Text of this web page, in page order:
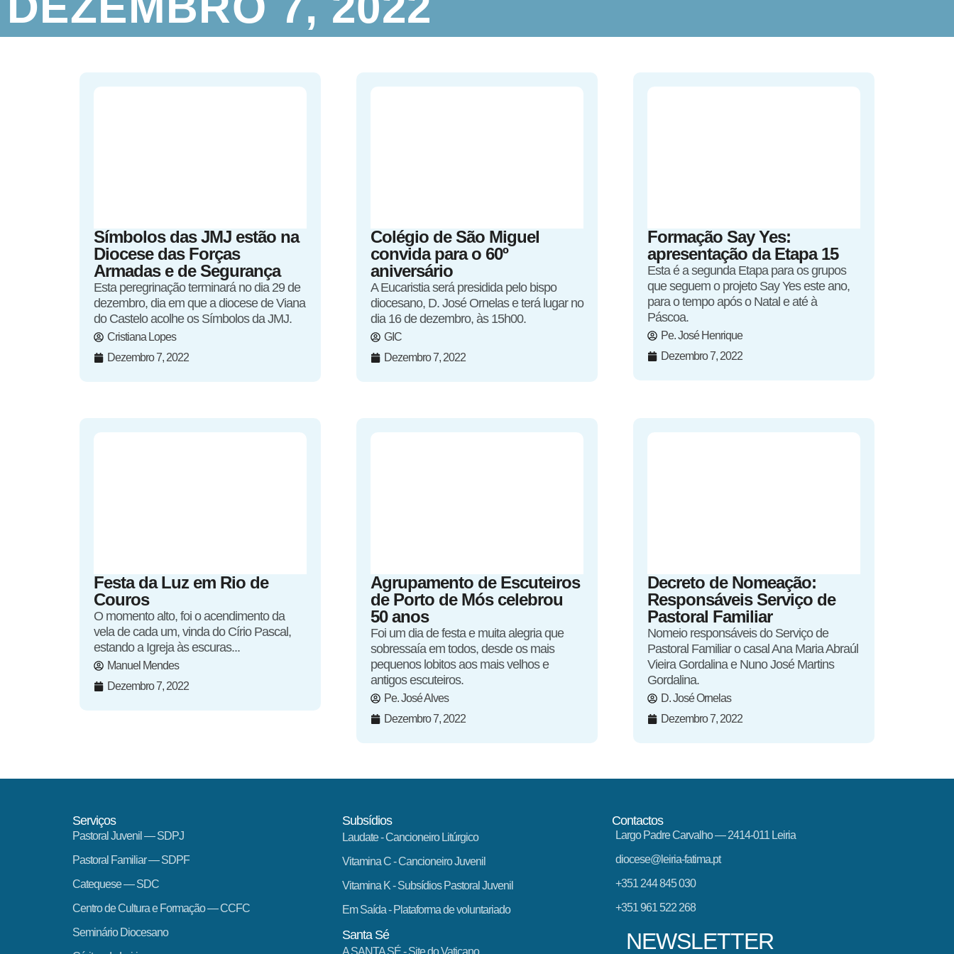
Símbolos das JMJ estão na
Diocese das Forças
Armadas e de Segurança
Esta peregrinação terminará no dia 29 de
dezembro, dia em que a diocese de Viana
do Castelo acolhe os Símbolos da JMJ.
Cristiana Lopes
Dezembro 7, 2022
Colégio de São Miguel
convida para o 60º
aniversário
A Eucaristia será presidida pelo bispo
diocesano, D. José Ornelas e terá lugar no
dia 16 de dezembro, às 15h00.
GIC
Dezembro 7, 2022
Formação Say Yes:
apresentação da Etapa 15
Esta é a segunda Etapa para os grupos
que seguem o projeto Say Yes este ano,
para o tempo após o Natal e até à
Páscoa.
Pe. José Henrique
Dezembro 7, 2022
Festa da Luz em Rio de
Couros
O momento alto, foi o acendimento da
vela de cada um, vinda do Círio Pascal,
estando a Igreja às escuras...
Manuel Mendes
Dezembro 7, 2022
Agrupamento de Escuteiros
de Porto de Mós celebrou
50 anos
Foi um dia de festa e muita alegria que
sobressaía em todos, desde os mais
pequenos lobitos aos mais velhos e
antigos escuteiros.
Pe. José Alves
Dezembro 7, 2022
Decreto de Nomeação:
Responsáveis Serviço de
Pastoral Familiar
Nomeio responsáveis do Serviço de
Pastoral Familiar o casal Ana Maria Abraúl
Vieira Gordalina e Nuno José Martins
Gordalina.
D. José Ornelas
Dezembro 7, 2022
Serviços
Pastoral Juvenil — SDPJ
Pastoral Familiar — SDPF
Catequese — SDC
Centro de Cultura e Formação — CCFC
Seminário Diocesano
Subsídios
Laudate- Cancioneiro Litúrgico
Vitamina C- Cancioneiro Juvenil
Vitamina K- Subsídios Pastoral Juvenil
Em Saída- Plataforma de voluntariado
Santa Sé
A SANTA SÉ - Site do Vaticano
Contactos
Largo Padre Carvalho — 2414-011 Leiria
diocese@leiria-fatima.pt
+351 244 845 030
+351 961 522 268
NEWSLETTER